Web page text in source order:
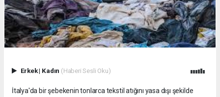
Erkek| Kadın (Haberi Sesli Oku)
İtalya'da bir şebekenin tonlarca tekstil atığını yasa dışı şekilde